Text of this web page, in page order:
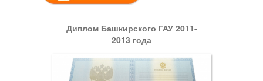
Диплом Башкирского ГАУ 2011-
2013 года